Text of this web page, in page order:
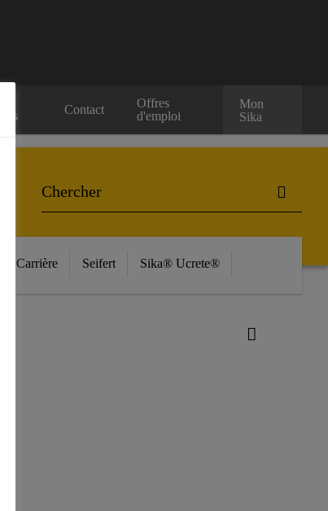
Contact
Offres
d'emploi
Mon
Sika
Carrière Seifert Sika® Ucrete®